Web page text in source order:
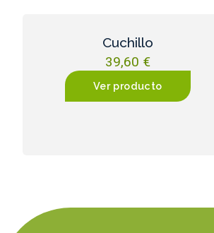
Cuchillo
39,60 €
Ver producto